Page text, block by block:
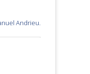
Andrieu.